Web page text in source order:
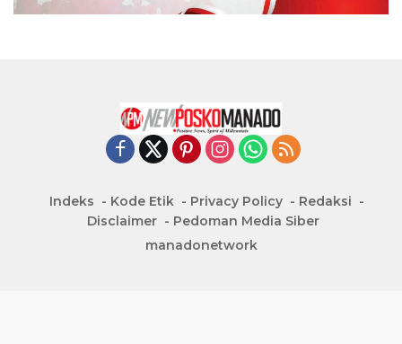
Indeks Kode Etik Privacy Policy
Redaksi
Disclaimer
Pedoman Media Siber
manadonetwork